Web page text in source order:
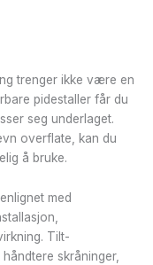
trenger ikke være en
pidestaller får du
seg underlaget.
overflate, kan du
å bruke.
med
Tilt-
skråninger,